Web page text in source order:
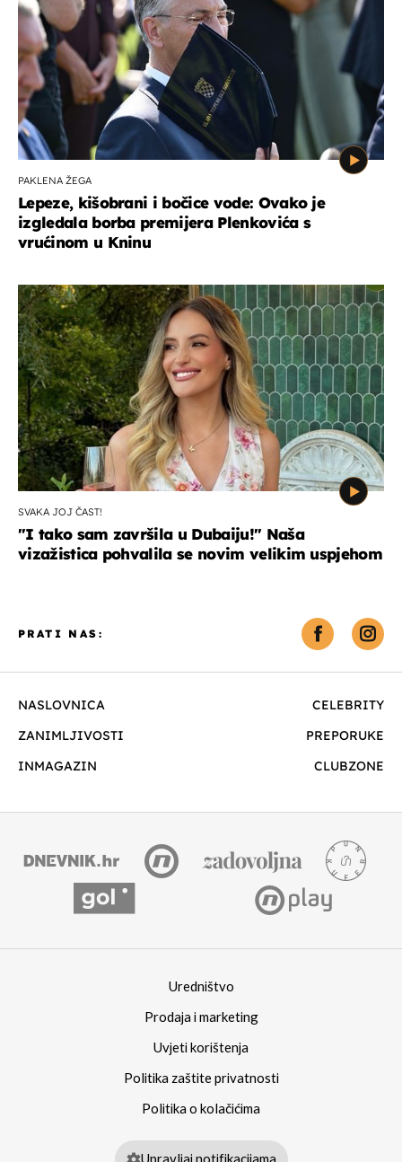
PAKLENA ŽEGA
Lepeze, kišobrani i bočice vode: Ovako je
izgledala borba premijera Plenkovića s
vrućinom u Kninu
SVAKA JOJ ČAST!
"I tako sam završila u Dubaiju!" Naša
vizažistica pohvalila se novim velikim uspjehom
NASLOVNICA
CELEBRITY
ZANIMLJIVOSTI
PREPORUKE
INMAGAZIN
CLUBZONE
PRATI NAS:
Uredništvo
Prodaja i marketing
Uvjeti korištenja
Politika zaštite privatnosti
Politika o kolačićima